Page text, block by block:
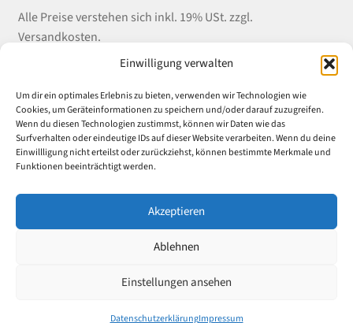
Einwilligung verwalten
Um dir ein optimales Erlebnis zu bieten, verwenden wir Technologien wie
Cookies, um Geräteinformationen zu speichern und/oder darauf zuzugreifen.
Wenn du diesen Technologien zustimmst, können wir Daten wie das
Surfverhalten oder eindeutige IDs auf dieser Website verarbeiten. Wenn du deine
Einwillligung nicht erteilst oder zurückziehst, können bestimmte Merkmale und
Funktionen beeinträchtigt werden.
Akzeptieren
Ablehnen
Einstellungen ansehen
DatenschutzerklärungImpressum
Alle Preise verstehen sich inkl. 19% USt. zzgl.
Versandkosten.
Winter EDV-Service
Liebigstrasse 18
52070 Aachen
Tel: (+49) 241 55 969
969 889
Shop Service
Versandkosten
Zahlungsarten
E-Mail an Uni-
Rabatt.de
Vertrag
widerrufen
Informationen
Impressum
Datenschutz
AGB